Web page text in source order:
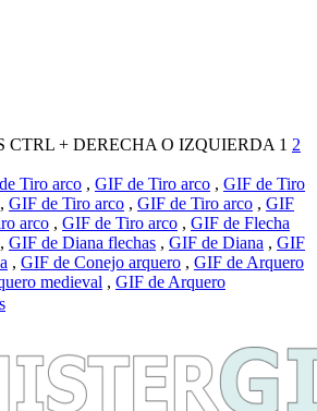
CTRL + DERECHA O IZQUIERDA 1 2
Tiro arco , GIF de Tiro arco , GIF de Tiro
, GIF de Tiro arco , GIF de Tiro arco , GIF
arco , GIF de Tiro arco , GIF de Flecha
, GIF de Diana flechas , GIF de Diana , GIF
, GIF de Conejo arquero , GIF de Arquero
medieval , GIF de Arquero